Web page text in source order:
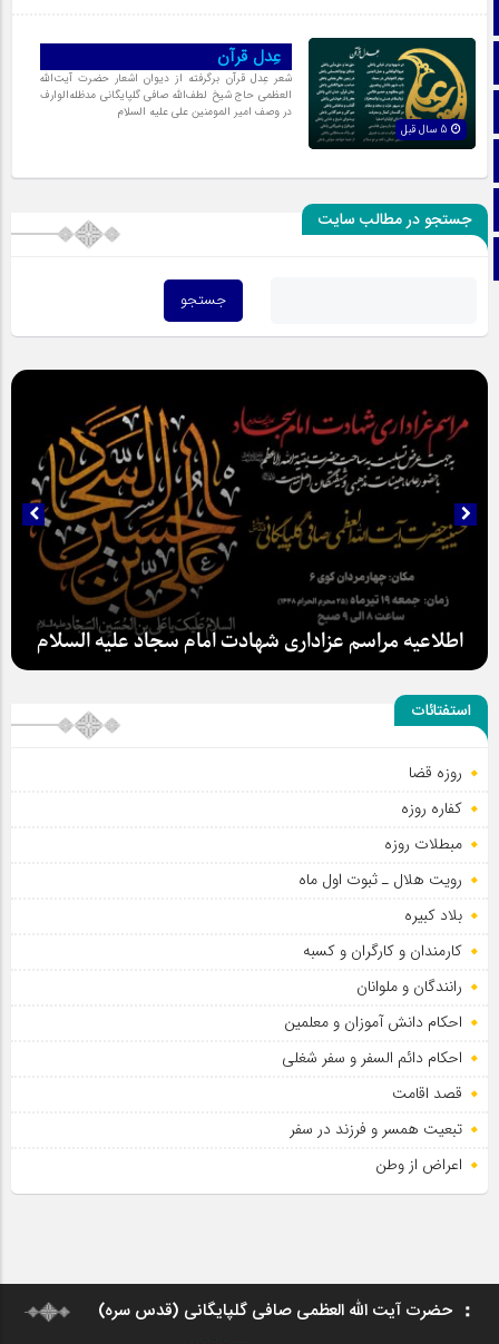
تماس با ما
اینستاگرام
تلگرام
عِدل قرآن
شعر عِدل قرآن برگرفته از دیوان اشعار حضرت آیت‌اللّه
العظمی حاج شیخ لطف‌اللّه صافی گلپایگانی مدظله‌الوارف
در وصف امیر المومنین علی علیه السلام
جستجو در مطالب سایت
اطلاعیه مراسم عزاداری شهادت امام سجاد علیه السلام
استفتائات
روزه قضا
کفاره روزه
مبطلات روزه
رویت هلال ـ ثبوت اول ماه
بلاد کبیره
کارمندان و کارگران و کسبه
رانندگان و ملوانان
احکام دانش آموزان و معلمین
احکام دائم السفر و سفر شغلی
قصد اقامت
تبعیت همسر و فرزند در سفر
اعراض از وطن
حضرت آیت الله العظمی صافی گلپایگانی (قدس سره)